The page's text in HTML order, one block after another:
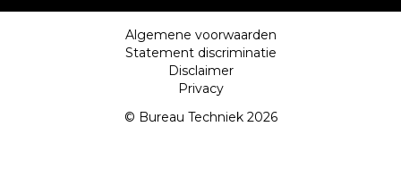
Algemene voorwaarden
Statement discriminatie
Disclaimer
Privacy
© Bureau Techniek 2026